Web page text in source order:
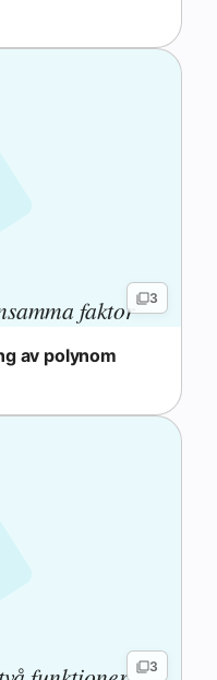
faktor
polynom?
3
av polynom
3